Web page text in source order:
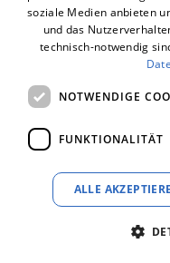
Kontakt
soziale Medien anbieten
und das
technisch-notwendig
NOTWENDIGE
FUNKTIONALITÄT
ALLE